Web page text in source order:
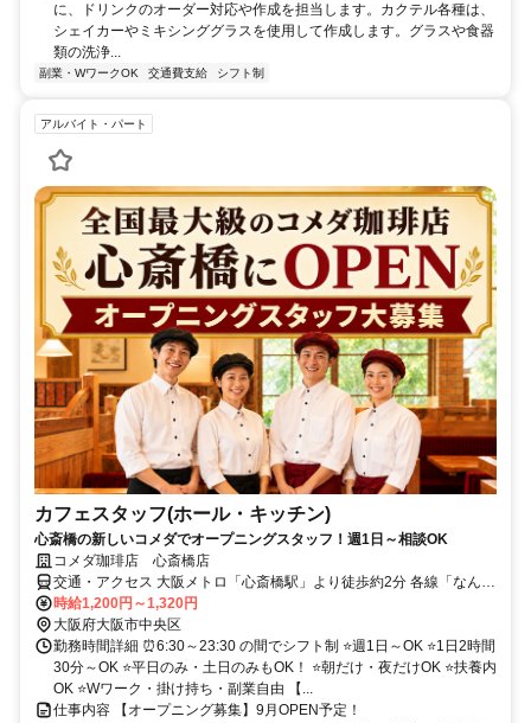
に、ドリンクのオーダー対応や作成を担当します。カクテル各種は、
シェイカーやミキシンググラスを使用して作成します。グラスや食器
類の洗浄...
副業・WワークOK 交通費支給 シフト制
アルバイト・パート
カフェスタッフ(ホール・キッチン)
心斎橋の新しいコメダでオープニングスタッフ！週1日～相談OK
コメダ珈琲店 心斎橋店
交通・アクセス 大阪メトロ「心斎橋駅」より徒歩約2分 各線「なんば
駅」より徒歩約7分
時給1,200円～1,320円
大阪府大阪市中央区
勤務時間詳細 ⏰6:30～23:30 の間でシフト制 ⭐週1日～OK ⭐1日2時間
30分～OK ⭐平日のみ・土日のみもOK！ ⭐朝だけ・夜だけOK ⭐扶養内
OK ⭐Wワーク・掛け持ち・副業自由 【...
仕事内容 【オープニング募集】9月OPEN予定！